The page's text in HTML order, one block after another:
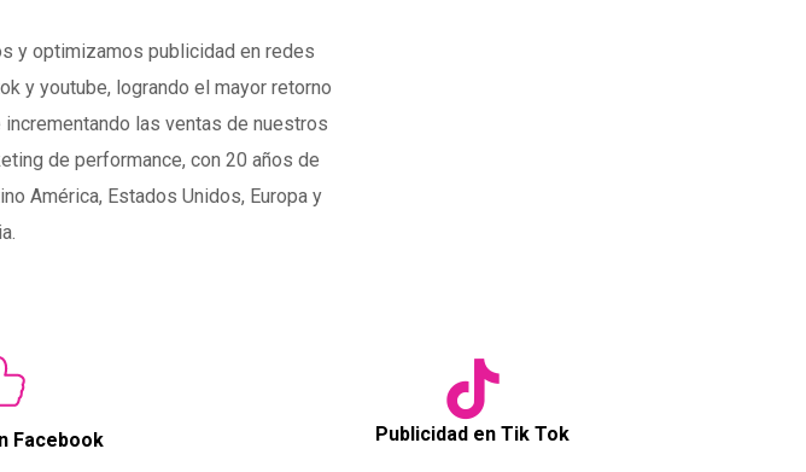
y optimizamos publicidad en redes
y youtube, logrando el mayor retorno
las ventas de nuestros
de performance, con 20 años de
América, Estados Unidos, Europa y
Facebook Publicidad en Tik Tok